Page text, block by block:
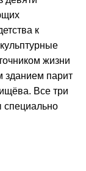
к
жизни
зданием парит
Все три
специально